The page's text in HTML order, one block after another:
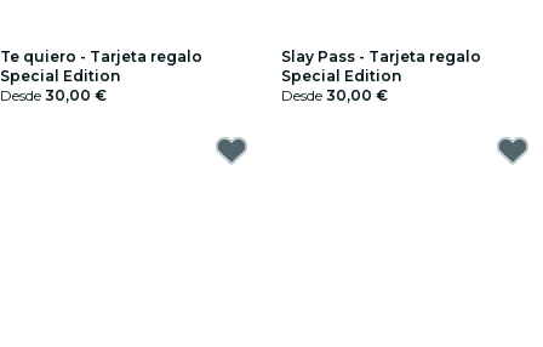
Te quiero - Tarjeta regalo
Special Edition
Desde 30,00 €
Slay Pass - Tarjeta regalo
Special Edition
Desde 30,00 €